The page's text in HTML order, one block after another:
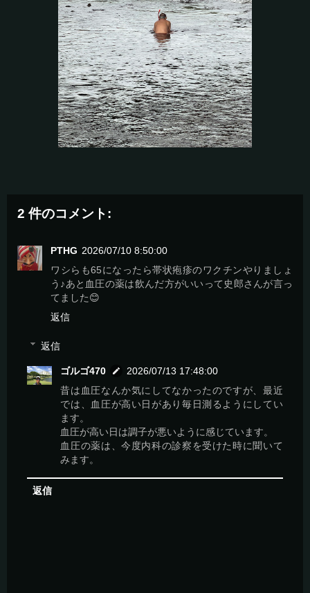
2 件のコメント:
PTHG 2026/07/10 8:50:00
ワシらも65になったら帯状疱疹のワクチンやりましょ
う♪あと血圧の薬は飲んだ方がいいって史郎さんが言っ
てました😊
返信
返信
ゴルゴ470
2026/07/13 17:48:00
昔は血圧なんか気にしてなかったのですが、最近
では、血圧が高い日があり毎日測るようにしてい
ます。
血圧が高い日は調子が悪いように感じています。
血圧の薬は、今度内科の診察を受けた時に聞いて
みます。
返信